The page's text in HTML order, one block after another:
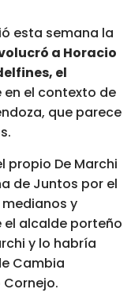
esta semana la
a Horacio
el
en el contexto de
que parece
propio De Marchi
de Juntos por el
y
el alcalde porteño
y lo habría
Cambia